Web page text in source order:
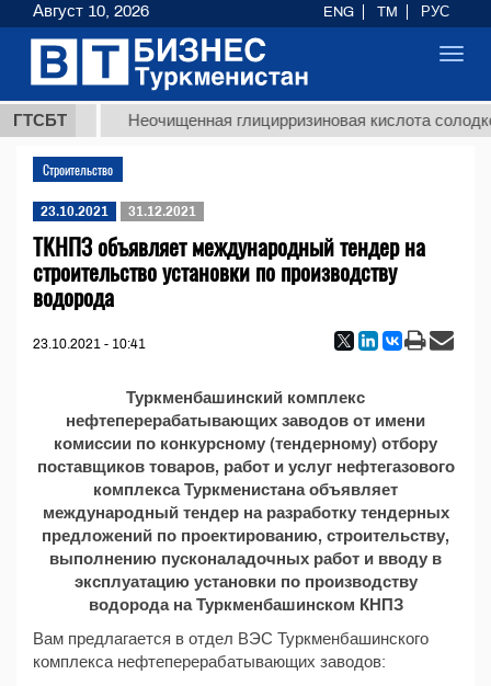
ГТСБТ
ТМТ Неочищенная глицирризиновая кислота
Строительство
23.10.2021 31.12.2021
ТКНПЗ объявляет международный тендер на
строительство установки по производству
водорода
23.10.2021 - 10:41
Туркменбашинский комплекс
нефтеперерабатывающих заводов от имени
комиссии по конкурсному (тендерному) отбору
поставщиков товаров, работ и услуг нефтегазового
комплекса Туркменистана объявляет
международный тендер на разработку тендерных
предложений по проектированию, строительству,
выполнению пусконаладочных работ и вводу в
эксплуатацию установки по производству
водорода на Туркменбашинском КНПЗ
Вам предлагается в отдел ВЭС Туркменбашинского
комплекса нефтеперерабатывающих заводов:
Август 10, 2026 ENG TM РУС